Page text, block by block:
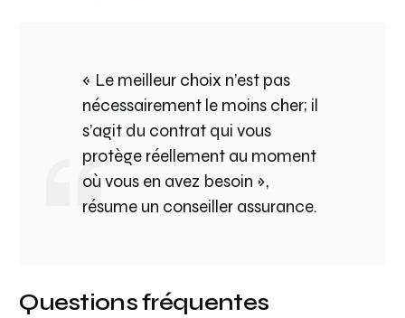
« Le meilleur choix n’est pas
nécessairement le moins cher; il
s’agit du contrat qui vous
protège réellement au moment
où vous en avez besoin »,
résume un conseiller assurance.
Questions fréquentes